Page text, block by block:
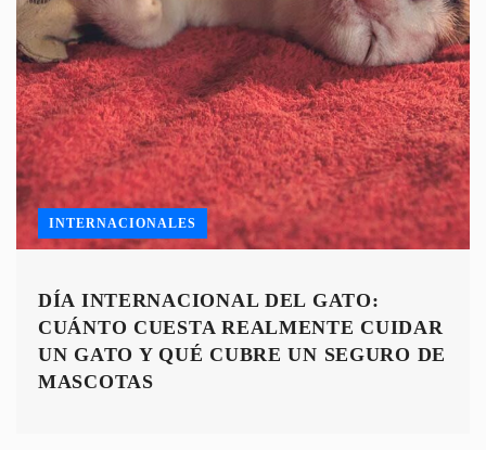
INTERNACIONALES
DÍA INTERNACIONAL DEL GATO:
CUÁNTO CUESTA REALMENTE CUIDAR
UN GATO Y QUÉ CUBRE UN SEGURO DE
MASCOTAS